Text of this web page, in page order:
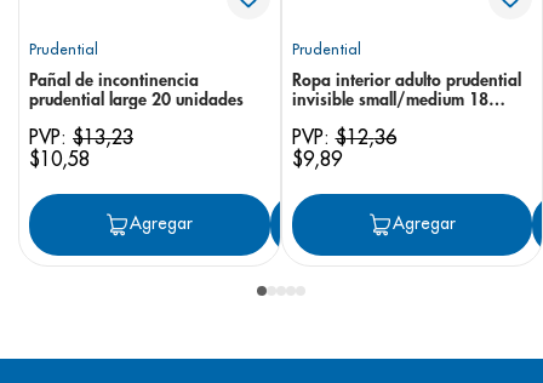
Prudential
Pañal de incontinencia
prudential large 20 unidades
PVP: $13,23
$10,58
Agregar Agregar
Prudential
Ropa interior adulto prudential
invisible small/medium 18
PVP:$12,36
$9,89
Agregar